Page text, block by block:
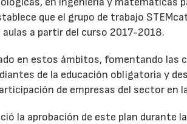
que el grupo de trabajo
a partir del curso 2017-2018.
en estos ámbitos, fomentando las
de la educación obligatoria y
de empresas del sector en
la aprobación de este plan durante